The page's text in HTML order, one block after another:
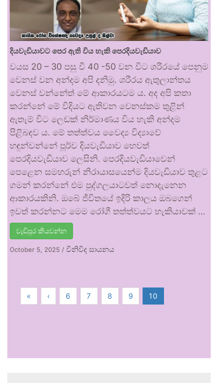
දියවැඩියාවට පෙර ඇති විය හැකි පෙරදියවැඩියාව
වයස 20 – 30 පසු වී 40 -50 වන විට ශරීරයේ පෙනුම
වෙනස් වන අන්දම අපි දනිමු. ශරීරය ඇතුලාන්තය
වෙනස් වන්නේත් මේ ආකාරයටම ය. අද අපි කතා
කරන්නේ මේ විදියට ඇතිවන වෙනස්කම තුළින්
ඇතැම් විට ලෙඩක් නිර්මාණය විය හැකි අන්දම
පිළිබඳව ය. මේ තත්ත්වය වෛද්‍ය විද්‍යාවේ
හඳුන්වන්නේ පූර්ව දියවැඩියාව හෙවත්
පෙරදියවැඩියාව ලෙසිනි. පෙරදියවැඩියාවෙන්
පෙළෙන සමහරුන් නිරායාසයෙන්ම දියවැඩියාව තුළට
ගමන් කරන්නේ එම පුද්ගලයාටවත් නොදැනෙන
ආකාරයකිනි. ඔබේ ජීවිතයේ ඉදිරි කාලය ඔබගෙන්
ඉවත් කරන්නට මෙම රෝගී තත්ත්වයට හැකියාවක් …
වැඩිපුර කියවන්න
October 5, 2025 / විනිවිද සායනය
« ‹ 6 7 8 9 10